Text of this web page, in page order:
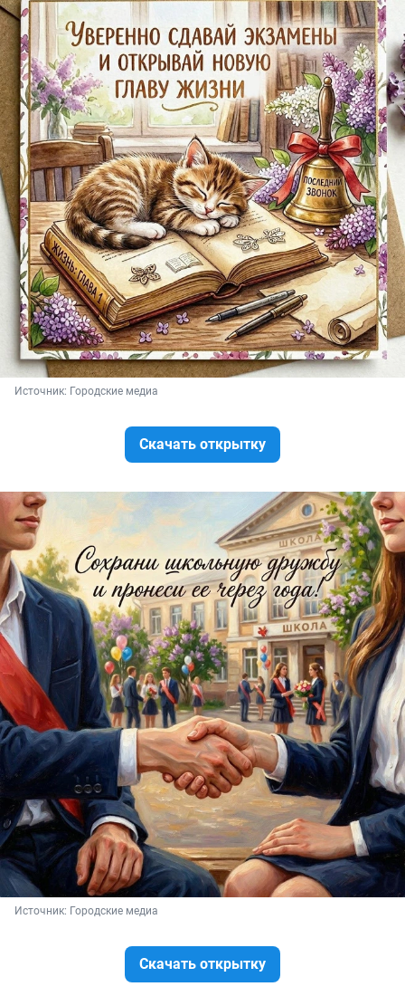
Источник: Городские медиа
Скачать открытку
Источник: Городские медиа
Скачать открытку